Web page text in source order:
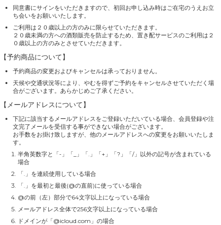
同意書にサインをいただきますので、初回お申し込み時はご在宅のうえお立
ち会いをお願いいたします。
ご利用は２０歳以上の方のみに限らせていただきます。
２０歳未満の方への酒類販売を防止するため、置き配サービスのご利用は２
０歳以上の方のみとさせていただきます。
【予約商品について】
予約商品の変更およびキャンセルは承っておりません。
天候や交通状況等により、やむを得ずご予約をキャンセルさせていただく場
合がございます。あらかじめご了承ください。
【メールアドレスについて】
下記に該当するメールアドレスをご登録いただいている場合、会員登録や注
文完了メールを受信する事ができない場合がございます。
お手数をお掛け致しますが、他のメールアドレスへの変更をお願いいたしま
す。
半角英数字と「-」「_」「.」「+」「?」「/」以外の記号が含まれている
場合
「.」を連続使用している場合
「.」を最初と最後(@の直前)に使っている場合
@の前（左）部分で64文字以上になっている場合
メールアドレス全体で256文字以上になっている場合
ドメインが「@icloud.com」の場合